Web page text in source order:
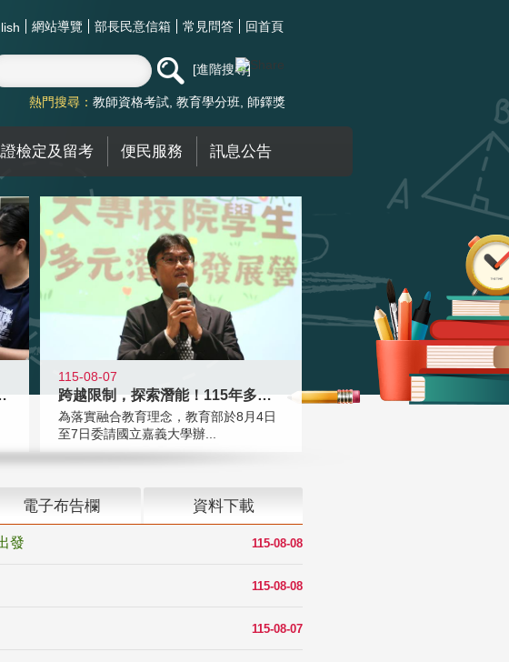
網站導覽 部長民意信箱 常見問答 回首頁
進階搜尋
熱門搜尋： 教師資格考試 教育學分班 師鐸獎
檢定及留考 便民服務 訊息公告
永禎教授
115-08-07
跨越限制，探索潛能！115年多元潛
為落實融合教育理念，教育部於8月4日
至7日委請國立嘉義大學辦...
電子布告欄 資料下載
115-08-08
發
115-08-08
115-08-07